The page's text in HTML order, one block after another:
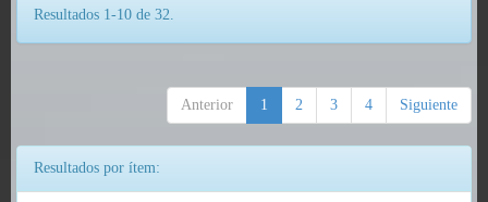
Resultados 1-10 de 32.
Anterior 1 2 3 4 Siguiente
Resultados por ítem: